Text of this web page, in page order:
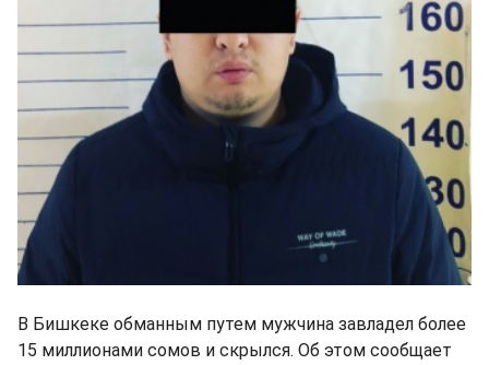
В Бишкеке обманным путем мужчина завладел более
15 миллионами сомов и скрылся. Об этом сообщает